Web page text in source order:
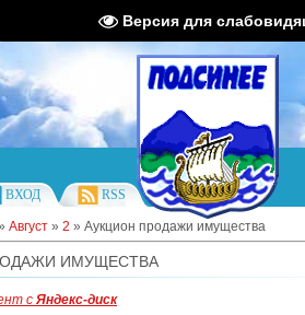
Версия для
портал Администрации
ВХОД RSS
Август » 2 » Аукцион продажи имущества
ИМУЩЕСТВА
с Яндекс-диск